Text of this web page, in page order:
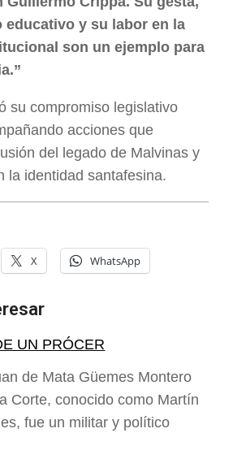
educativo y su labor en la
son un ejemplo para
su compromiso legislativo
acciones que
del legado de Malvinas y
la identidad santafesina.
X WhatsApp
UN PRÓCER
de Mata Güemes Montero
Corte, conocido como Martín
fue un militar y político